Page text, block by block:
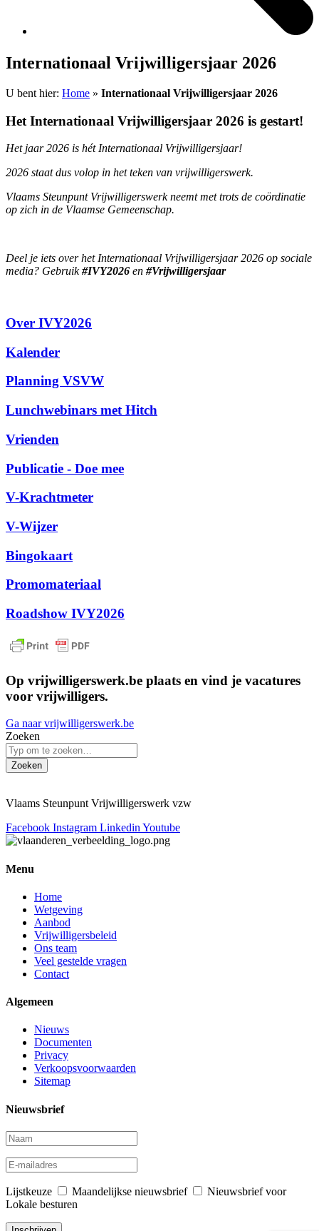
Internationaal Vrijwilligersjaar 2026
U bent hier: Home » Internationaal Vrijwilligersjaar 2026
Het Internationaal Vrijwilligersjaar 2026 is gestart!
Het jaar 2026 is hét Internationaal Vrijwilligersjaar!
2026 staat dus volop in het teken van vrijwilligerswerk.
Vlaams Steunpunt Vrijwilligerswerk neemt met trots de coördinatie
op zich in de Vlaamse Gemeenschap.
Deel je iets over het Internationaal Vrijwilligersjaar 2026 op sociale
media? Gebruik#IVY2026 en #Vrijwilligersjaar
Over IVY2026
Kalender
Planning VSVW
Lunchwebinars met Hitch
Vrienden
Publicatie - Doe mee
V-Krachtmeter
V-Wijzer
Bingokaart
Promomateriaal
Roadshow IVY2026
Op vrijwilligerswerk.be plaats en vind je vacatures
voor vrijwilligers.
Ga naar vrijwilligerswerk.be
Zoeken
Zoeken
Vlaams Steunpunt Vrijwilligerswerk vzw
Facebook Instagram Linkedin Youtube
Menu
Home
Wetgeving
Aanbod
Vrijwilligersbeleid
Ons team
Veel gestelde vragen
Contact
Algemeen
Nieuws
Documenten
Privacy
Verkoopsvoorwaarden
Sitemap
Nieuwsbrief
Lijstkeuze Maandelijkse nieuwsbrief
Nieuwsbrief voor
Lokale besturen